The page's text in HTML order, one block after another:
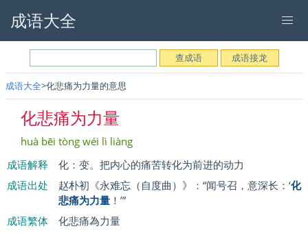
成语大全
成语大全 化悲痛为力量的意思
化悲痛为力量
huà bēi tòng wéi lì liàng
成语解释
化：变。把内心的痛苦转化为前进的动力
成语出处
赵朴初《永难忘（自度曲）》：“闻号召，意深长：‘化
悲痛为力量！’”
成语繁体
化悲痛為力量